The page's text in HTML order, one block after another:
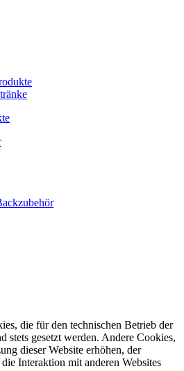
die für den technischen Betrieb der
stets gesetzt werden. Andere Cookies,
dieser Website erhöhen, der
Interaktion mit anderen Websites